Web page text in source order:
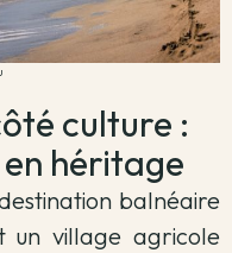
culture :
héritage
balnéaire
un village agricole